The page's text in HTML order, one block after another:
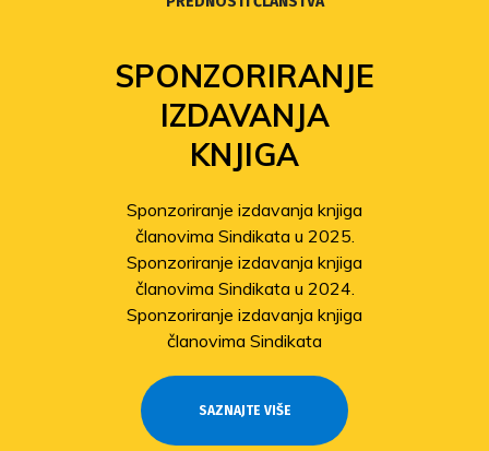
SPONZORIRANJE
IZDAVANJA
KNJIGA
Sponzoriranje izdavanja knjiga
članovima Sindikata u 2025.
Sponzoriranje izdavanja knjiga
članovima Sindikata u 2024.
Sponzoriranje izdavanja knjiga
članovima Sindikata
SAZNAJTE VIŠE